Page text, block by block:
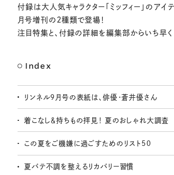
付録は大人気キャラクター「ミッフィー」のアイ
月号増刊の2種類で登場！
注目特集と、付録の詳細を編集部からいち早く
Index
リンネル9月号の表紙は、俳優・蒼井優さん
着こなし＆持ちもの拝見！ 夏のおしゃれ大調査
この夏をご機嫌に過ごすためのリスト50
夏バテ不調を整えるリカバリー習慣